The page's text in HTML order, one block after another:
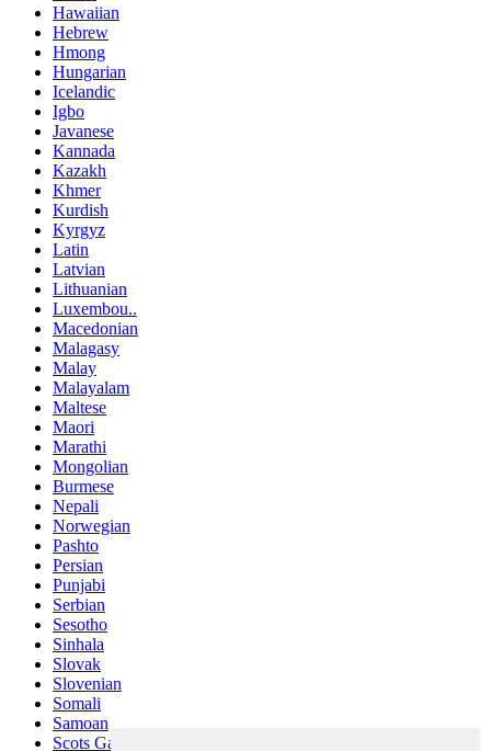
Hawaiian
Hebrew
Hmong
Hungarian
Icelandic
Igbo
Javanese
Kannada
Kazakh
Khmer
Kurdish
Kyrgyz
Latin
Latvian
Lithuanian
Luxembou..
Macedonian
Malagasy
Malay
Malayalam
Maltese
Maori
Marathi
Mongolian
Burmese
Nepali
Norwegian
Pashto
Persian
Punjabi
Serbian
Sesotho
Sinhala
Slovak
Slovenian
Somali
Samoan
Scots Gaelic